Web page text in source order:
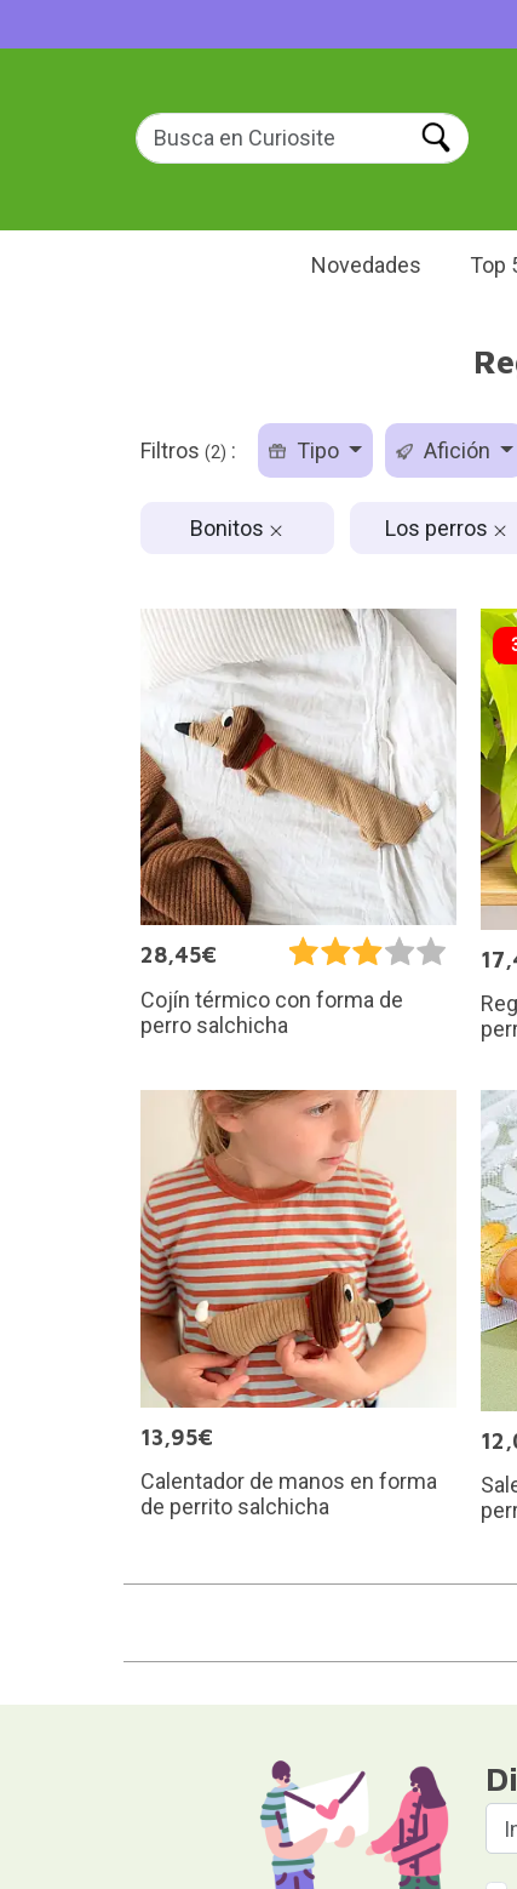
Novedades Top
Filtros (2) : Tipo Afición
Bonitos Los perros
28,45€
Cojín térmico con forma de
perro salchicha
13,95€
Calentador de manos en forma
de perrito salchicha